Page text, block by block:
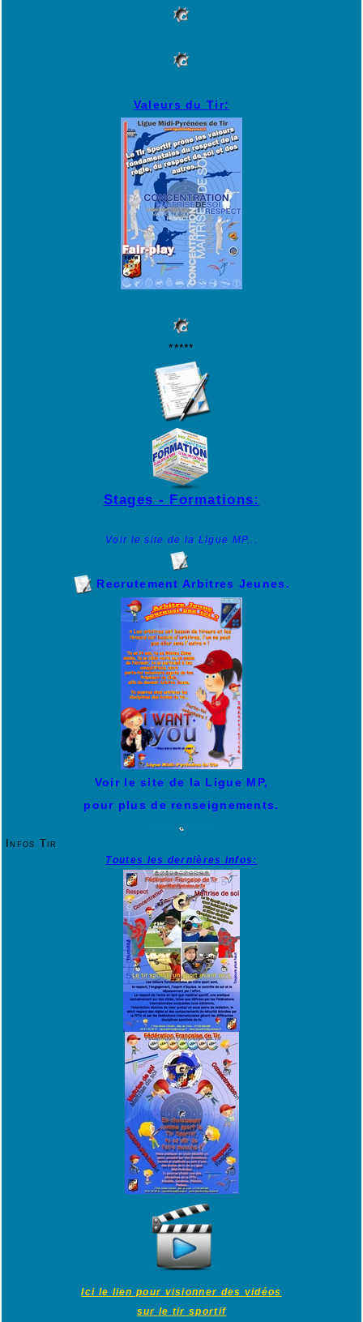
Valeurs du Tir:
*****
Stages - Formations:
Voir le site de la Ligue MP...
Recrutement Arbitres Jeunes.
Voir le site de la Ligue MP,
pour plus de renseignements.
Infos Tir
Toutes les dernières infos:
Ici le lien pour visionner des vidéos
sur le tir sportif